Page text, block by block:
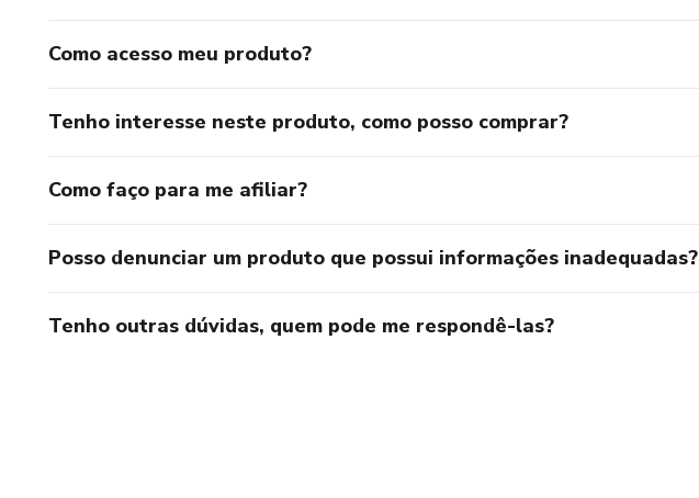
Como acesso meu produto?
Tenho interesse neste produto, como posso comprar?
Como faço para me afiliar?
Posso denunciar um produto que possui informações inadequadas?
Tenho outras dúvidas, quem pode me respondê-las?